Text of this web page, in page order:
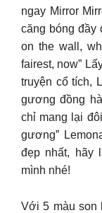
ngay Mirror
căng bóng đầy
on the wall,
fairest, now”
truyện cổ tích,
gương đồng
chỉ mang lại
gương”
đẹp nhất, hãy
mình nhé!
Với 5 màu son